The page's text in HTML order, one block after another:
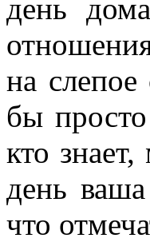
день
на слепое
бы
кто
день
что